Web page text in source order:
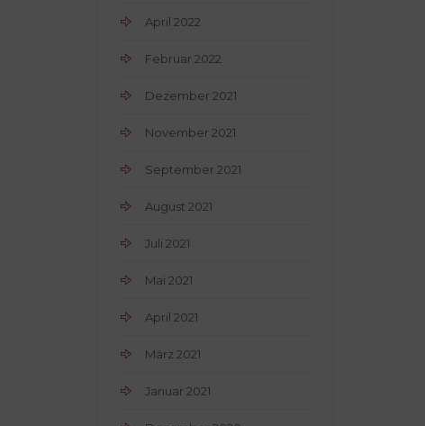
April 2022
Februar 2022
Dezember 2021
November 2021
September 2021
August 2021
Juli 2021
Mai 2021
April 2021
März 2021
Januar 2021